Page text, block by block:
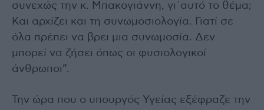
συνεχώς την κ. Μπακογιάννη, γι΄αυτό το θέμα;
Και αρχίζει και τη συνωμοσιολογία. Γιατί σε
όλα πρέπει να βρει μια συνωμοσία. Δεν
μπορεί να ζήσει όπως οι φυσιολογικοί
άνθρωποι”.
Την ώρα που ο υπουργός Υγείας εξέφραζε την